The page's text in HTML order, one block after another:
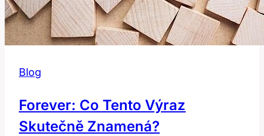
Blog
Forever: Co Tento Výraz
Skutečně Znamená?